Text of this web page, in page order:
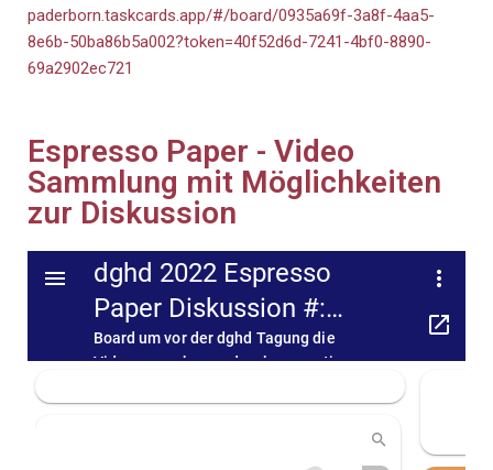
paderborn.taskcards.app/#/board/0935a69f-3a8f-4aa5-
8e6b-50ba86b5a002?token=40f52d6d-7241-4bf0-8890-
69a2902ec721
Espresso Paper - Video
Sammlung mit Möglichkeiten
zur Diskussion